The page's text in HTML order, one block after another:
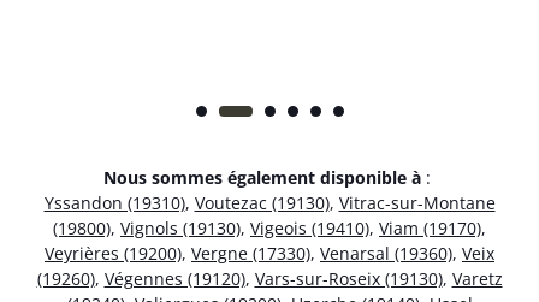
Nous sommes également disponible à :
Yssandon (19310), Voutezac (19130), Vitrac-sur-Montane
(19800), Vignols (19130), Vigeois (19410), Viam (19170),
Veyrières (19200), Vergne (17330), Venarsal (19360), Veix
(19260), Végennes (19120), Vars-sur-Roseix (19130), Varetz